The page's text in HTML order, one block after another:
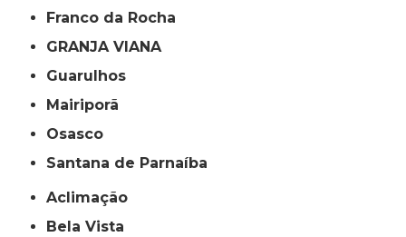
Franco da Rocha
GRANJA VIANA
Guarulhos
Mairiporã
Osasco
Santana de Parnaíba
Aclimação
Bela Vista